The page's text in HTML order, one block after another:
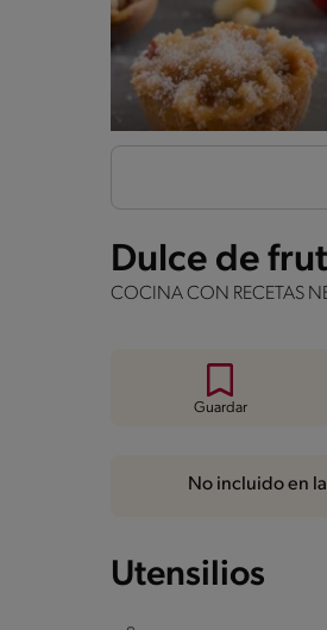
Dulce de
COCINA CON RECETAS
Guardar
No incluido en
Utensilios